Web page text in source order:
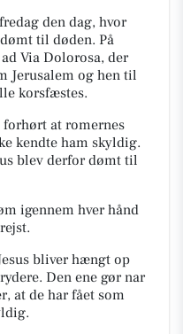
den dag, hvor
til døden. På
Via Dolorosa, der
Jerusalem og hen til
korsfæstes.
forhørt at romernes
kendte ham skyldig.
blev derfor dømt til
igennem hver hånd
bliver hængt op
Den ene gør nar
at de har fået som